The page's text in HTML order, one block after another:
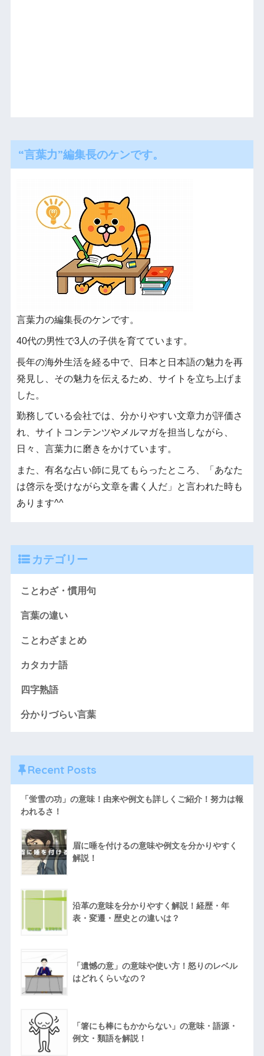
“言葉力”編集長のケンです。
言葉力の編集長のケンです。
40代の男性で3人の子供を育てています。
長年の海外生活を経る中で、日本と日本語の魅力を再
発見し、その魅力を伝えるため、サイトを立ち上げま
した。
勤務している会社では、分かりやすい文章力が評価さ
れ、サイトコンテンツやメルマガを担当しながら、
日々、言葉力に磨きをかけています。
また、有名な占い師に見てもらったところ、「あなた
は啓示を受けながら文章を書く人だ」と言われた時も
あります^^
カテゴリー
ことわざ・慣用句
言葉の違い
ことわざまとめ
カタカナ語
四字熟語
分かりづらい言葉
Recent Posts
「蛍雪の功」の意味！由来や例文も詳しくご紹介！努力は報
われるさ！
眉に唾を付けるの意味や例文を分かりやすく
解説！
沿革の意味を分かりやすく解説！経歴・年
表・変遷・歴史との違いは？
「遺憾の意」の意味や使い方！怒りのレベル
はどれくらいなの？
「箸にも棒にもかからない」の意味・語源・
例文・類語を解説！